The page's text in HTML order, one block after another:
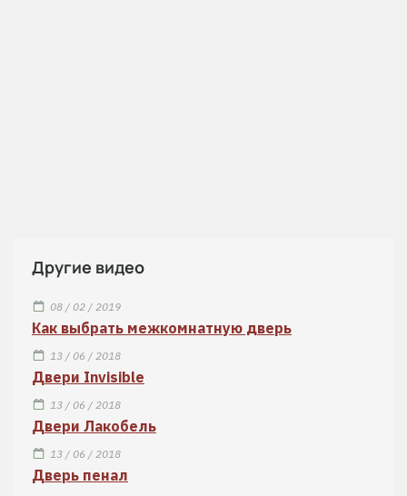
Другие видео
08 / 02 / 2019
Как выбрать межкомнатную дверь
13 / 06 / 2018
Двери Invisible
13 / 06 / 2018
Двери Лакобель
13 / 06 / 2018
Дверь пенал